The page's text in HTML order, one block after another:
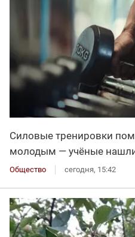
Силовые тренировки
молодым — учёные нашли
Общество сегодня, 15:42